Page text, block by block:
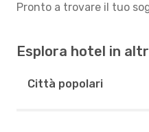
Pronto a trovare il tuo
Esplora hotel in
Città popolari